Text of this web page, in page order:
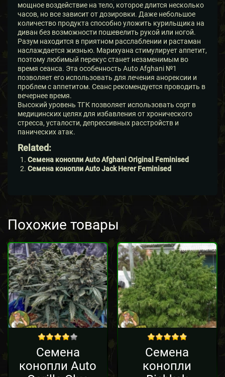
мощное воздействие на тело, которое длится несколько
часов, но все зависит от дозировки. Даже небольшое
количество продукта способно уложить курильщика на
диван без возможности пошевелить рукой или ногой.
Разум находится в приятном расслаблении и растаман
наслаждается жизнью. Марихуана стимулирует аппетит,
поэтому любимый перекус станет незаменимым во
время сеанса. Эта особенность Auto Afghani №1
позволяет его использовать для лечения анорексии и
проблем с аппетитом. Сеанс рекомендуется проводить в
вечернее время.
Высокий уровень ТГК позволяет использовать сорт в
медицинских целях для избавления от хронического
стресса, усталости, депрессивных расстройств и
панических атак.
Related:
Семена конопли Auto Afghani Original Feminised
Семена конопли Auto Jack Herer Feminised
Похожие товары
Семена
конопли Auto
Sale!
Семена
конопли